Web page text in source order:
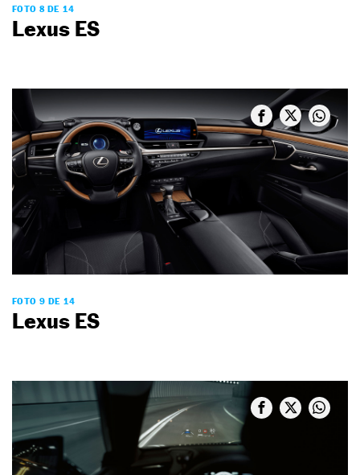
FOTO 8 DE 14
Lexus ES
FOTO 9 DE 14
Lexus ES